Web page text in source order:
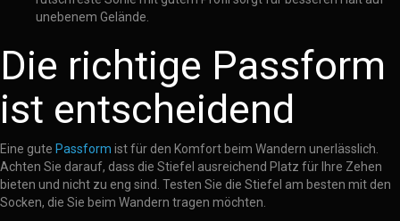
unebenem Gelände.
Die richtige Passform
ist entscheidend
Eine gute Passform ist für den Komfort beim Wandern unerlässlich.
Achten Sie darauf, dass die Stiefel ausreichend Platz für Ihre Zehen
bieten und nicht zu eng sind. Testen Sie die Stiefel am besten mit den
Socken, die Sie beim Wandern tragen möchten.